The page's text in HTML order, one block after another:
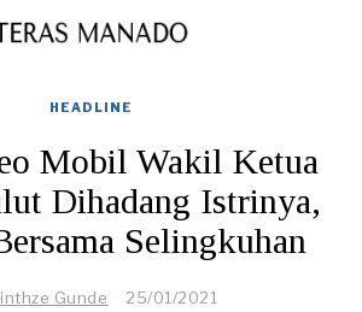
HEADLINE
Mobil Wakil Ketua
Dihadang Istrinya,
Selingkuhan
Gunde 25/01/2021